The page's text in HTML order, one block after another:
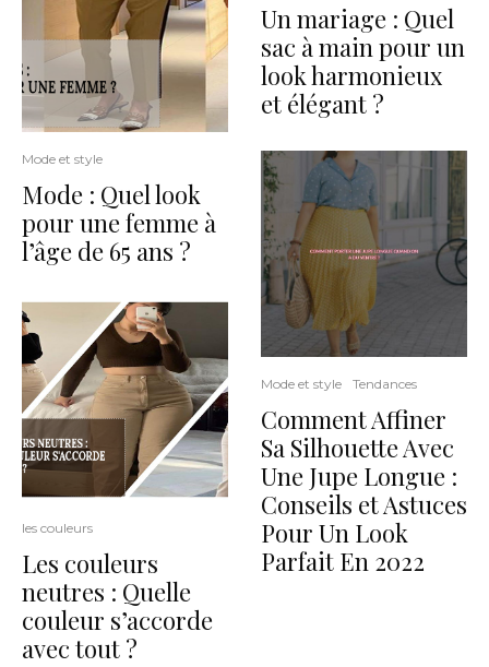
Mode et style
Mode : Quel look
pour une femme à
l’âge de 65 ans ?
les couleurs
Les couleurs
neutres : Quelle
couleur s’accorde
avec tout ?
Un mariage : Quel
sac à main pour un
look harmonieux
et élégant ?
Mode et style Tendances
Comment Affiner
Sa Silhouette Avec
Une Jupe Longue :
Conseils et Astuces
Pour Un Look
Parfait En 2022